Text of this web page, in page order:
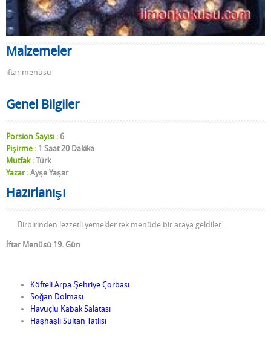
Malzemeler
iftar menüsü
Genel Bilgiler
Porsion Sayısı : 6
Pişirme : 1 Saat 20 Dakika
Mutfak : Türk
Yazar : Ayşe Yaşar
Hazırlanışı
Birbirinden lezzetli yemekler tek menüde bir araya geldiler.
İftar Menüsü 19. Gün
Köfteli Arpa Şehriye Çorbası
Soğan Dolması
Havuçlu Kabak Salatası
Haşhaşlı Sultan Tatlısı